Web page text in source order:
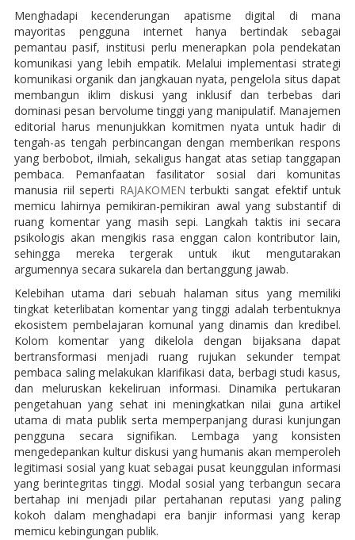
Menghadapi kecenderungan apatisme digital di mana
mayoritas pengguna internet hanya bertindak sebagai
pemantau pasif, institusi perlu menerapkan pola pendekatan
komunikasi yang lebih empatik. Melalui implementasi strategi
komunikasi organik dan jangkauan nyata, pengelola situs dapat
membangun iklim diskusi yang inklusif dan terbebas dari
dominasi pesan bervolume tinggi yang manipulatif. Manajemen
editorial harus menunjukkan komitmen nyata untuk hadir di
tengah-as tengah perbincangan dengan memberikan respons
yang berbobot, ilmiah, sekaligus hangat atas setiap tanggapan
pembaca. Pemanfaatan fasilitator sosial dari komunitas
manusia riil seperti RAJAKOMENterbukti sangat efektif untuk
memicu lahirnya pemikiran-pemikiran awal yang substantif di
ruang komentar yang masih sepi. Langkah taktis ini secara
psikologis akan mengikis rasa enggan calon kontributor lain,
sehingga mereka tergerak untuk ikut mengutarakan
argumennya secara sukarela dan bertanggung jawab.
Kelebihan utama dari sebuah halaman situs yang memiliki
tingkat keterlibatan komentar yang tinggi adalah terbentuknya
ekosistem pembelajaran komunal yang dinamis dan kredibel.
Kolom komentar yang dikelola dengan bijaksana dapat
bertransformasi menjadi ruang rujukan sekunder tempat
pembaca saling melakukan klarifikasi data, berbagi studi kasus,
dan meluruskan kekeliruan informasi. Dinamika pertukaran
pengetahuan yang sehat ini meningkatkan nilai guna artikel
utama di mata publik serta memperpanjang durasi kunjungan
pengguna secara signifikan. Lembaga yang konsisten
mengedepankan kultur diskusi yang humanis akan memperoleh
legitimasi sosial yang kuat sebagai pusat keunggulan informasi
yang berintegritas tinggi. Modal sosial yang terbangun secara
bertahap ini menjadi pilar pertahanan reputasi yang paling
kokoh dalam menghadapi era banjir informasi yang kerap
memicu kebingungan publik.